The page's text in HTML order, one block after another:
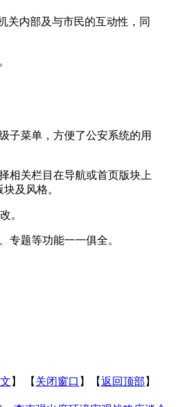
关内部及与市民的互动性，同
子菜单，方便了公安系统的用
相关栏目在导航或首页版块上
及风格。
。
专题等功能一一俱全。
】 【 关闭窗口 】【返回顶部 】